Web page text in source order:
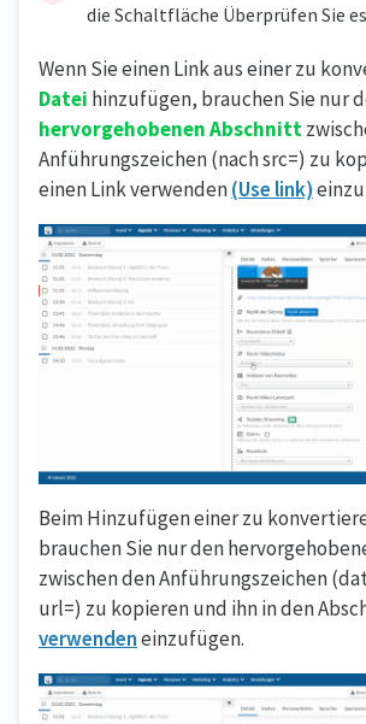
die Schaltfläche Überprüfen Sie es
Wenn Sie einen Link aus einer zu
Datei hinzufügen, brauchen Sie nur
hervorgehobenen Abschnitt
Anführungszeichen (nach src=) zu
einen Link verwenden(Use link)
Beim Hinzufügen einer zu
brauchen Sie nur den
zwischen den Anführungszeichen
url=) zu kopieren und ihn in den
verwendeneinzufügen.